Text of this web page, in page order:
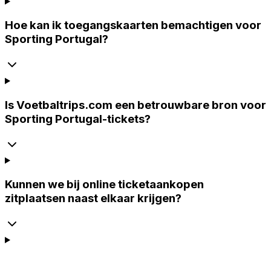
Hoe kan ik toegangskaarten bemachtigen voor
Sporting Portugal?
Is Voetbaltrips.com een betrouwbare bron voor
Sporting Portugal-tickets?
Kunnen we bij online ticketaankopen
zitplaatsen naast elkaar krijgen?